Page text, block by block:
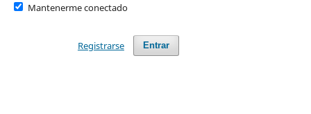
Mantenerme conectado
Entrar
Registrarse